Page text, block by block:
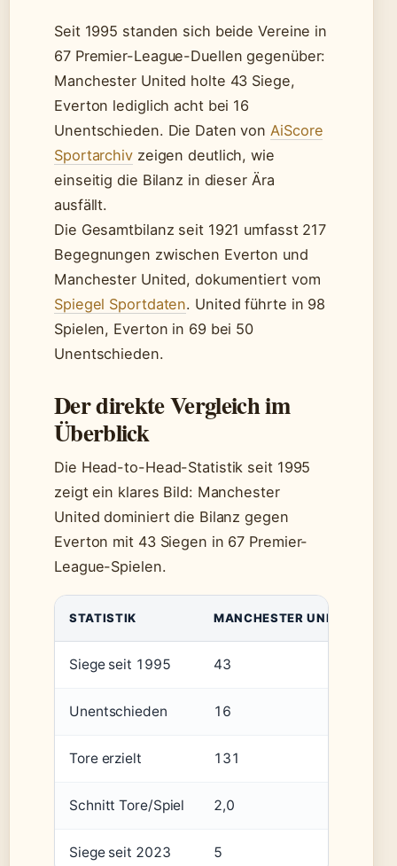
Seit 1995 standen sich beide Vereine in
67 Premier-League-Duellen gegenüber:
Manchester United holte 43 Siege,
Everton lediglich acht bei 16
Unentschieden. Die Daten vonAiScore
Sportarchivzeigen deutlich, wie
einseitig die Bilanz in dieser Ära
ausfällt.
Die Gesamtbilanz seit 1921 umfasst 217
Begegnungen zwischen Everton und
Manchester United, dokumentiert vom
Spiegel Sportdaten. United führte in 98
Spielen, Everton in 69 bei 50
Unentschieden.
Der direkte Vergleich im
Überblick
Die Head-to-Head-Statistik seit 1995
zeigt ein klares Bild: Manchester
United dominiert die Bilanz gegen
Everton mit 43 Siegen in 67 Premier-
League-Spielen.
STATISTIK MANCHESTER UNITED
Siege seit 1995 43
Unentschieden 16
Tore erzielt 131
Schnitt Tore/Spiel 2,0
Siege seit 2023 5